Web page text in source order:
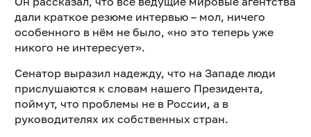
дали краткое резюме интервью – мол, ничего
особенного в нём не было, «но это теперь уже
никого не интересует».
Сенатор выразил надежду, что на Западе люди
прислушаются к словам нашего Президента,
поймут, что проблемы не в России, а в
руководителях их собственных стран.